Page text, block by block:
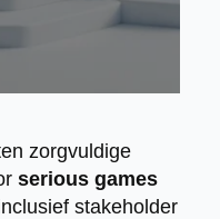
zorgvuldige
serious games
stakeholder